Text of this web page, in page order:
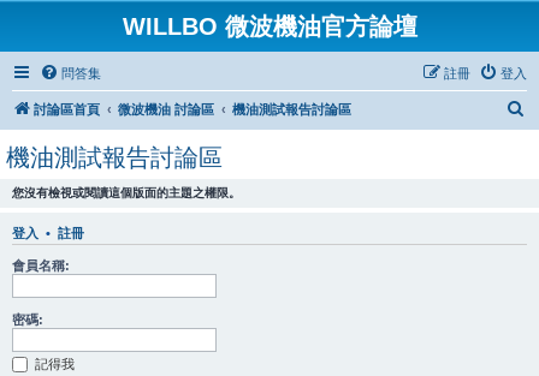
WILLBO 微波機油官方論壇
問答集 登入
註冊
討論區首頁 微波機油 討論區 機油測試報告討論區
機油測試報告討論區
您沒有檢視或閱讀這個版面的主題之權限。
登入 • 註冊
會員名稱:
密碼:
記得我